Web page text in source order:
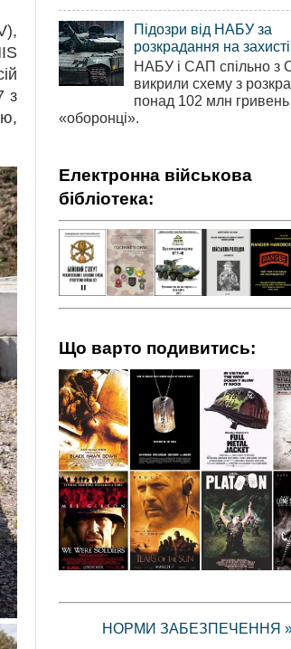
з
Підозри від НАБУ за
розкрадання на захисті
НАБУ і САП спільно з
викрили схему з
понад 102 млн гривень
«оборонці».
Електронна військова
бібліотека:
Що варто подивитись:
НОРМИ ЗАБЕЗПЕЧЕННЯ